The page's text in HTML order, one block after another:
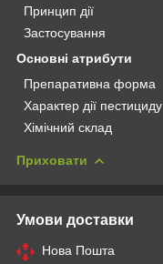
Принцип дії
Застосування
Основні атрибути
Препаративна форма
Характер дії пестициду
Хімічний склад
Приховати
Умови доставки
Нова Пошта